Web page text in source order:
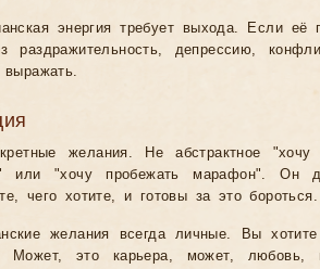
энергия требует выхода. Если её
раздражительность, депрессию,
выражать.
желания. Не абстрактное "хочу
или "хочу пробежать марафон". Он
чего хотите, и готовы за это бороться.
желания всегда личные. Вы
это карьера, может, любовь,